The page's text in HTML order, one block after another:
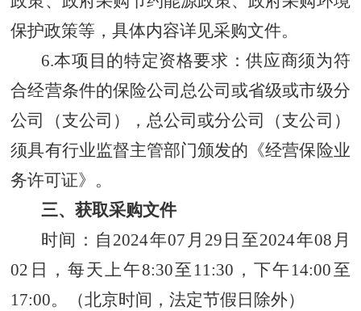
保护政策等，具体内容详见采购文件。
6.本项目的特定资格要求：供应商须为符
合经营条件的保险公司总公司或省级或市级分
公司（支公司），总公司或分公司（支公司）
须具有行业监督主管部门颁发的《经营保险业
务许可证》。
三、获取采购文件
时间：自2024年07月29日至2024年08月
02日，每天上午8:30至11:30，下午14:00至
17:00。（北京时间，法定节假日除外）